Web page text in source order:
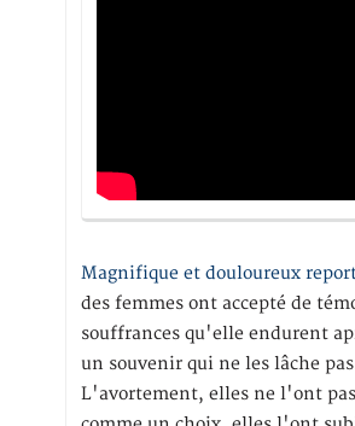
Magnifique et douloureux
des femmes ont accepté de
souffrances qu'elle endurent
un souvenir qui ne les lâche
L'avortement, elles ne l'ont